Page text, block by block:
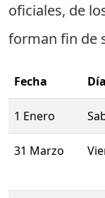
oficiales, de
forman fin de
Fecha Día
1 Enero
31 Marzo